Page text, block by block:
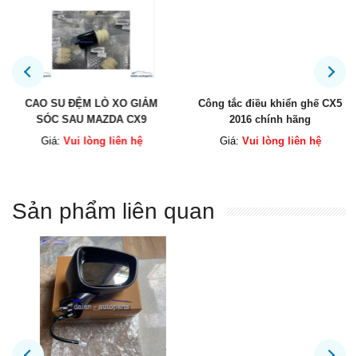
CAO SU ĐỆM LÒ XO GIẢM
SÓC SAU MAZDA CX9
Giá: Vui lòng liên hệ
Công tắc điều khiển ghế CX5
2016 chính hãng
Giá: Vui lòng liên hệ
Sản phẩm liên quan